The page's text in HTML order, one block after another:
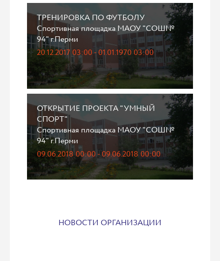
ТРЕНИРОВКА ПО ФУТБОЛУ
Спортивная площадка МАОУ "СОШ№
94" г.Перми
20.12.2017 03:00 - 01.01.1970 03:00
ОТКРЫТИЕ ПРОЕКТА "УМНЫЙ
СПОРТ"
Спортивная площадка МАОУ "СОШ№
94" г.Перми
09.06.2018 00:00 - 09.06.2018 00:00
НОВОСТИ ОРГАНИЗАЦИИ